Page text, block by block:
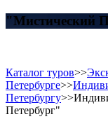
"Мистический
Каталог туров>>
Петербурге>>
Петербургу>>
Петербург"